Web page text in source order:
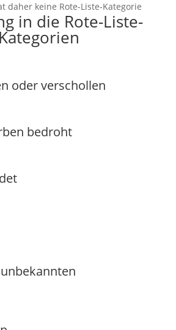
daher keine Rote-Liste-Kategorie
in die Rote-Liste-
Kategorien
oder verschollen
bedroht